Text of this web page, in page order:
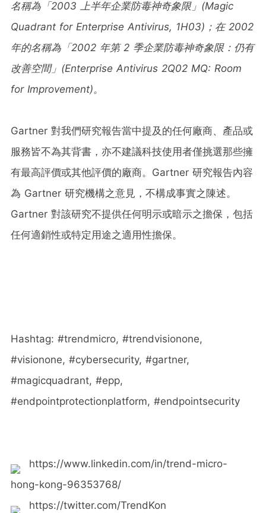
名稱為「2003 上半年企業防毒神奇象限」 (Magic
Quadrant for Enterprise Antivirus, 1H03) ；在 2002
年的名稱為「2002 年第 2 季企業防毒神奇象限：仍有
改善空間」 (Enterprise Antivirus 2Q02 MQ: Room
for Improvement)。
Gartner 對我們研究報告當中提及的任何廠商、產品或
服務皆不為其背書，亦不建議科技使用者僅挑選那些擁
有最高評價或其他評價的廠商。Gartner 研究報告內容
為 Gartner 研究機構之意見，不構成事實之陳述。
Gartner 對該研究不提供任何明示或暗示之擔保，包括
任何適銷性或特定用途之適用性擔保。
Hashtag: #trendmicro, #trendvisionone,
#visionone, #cybersecurity, #gartner,
#magicquadrant, #epp,
#endpointprotectionplatform, #endpointsecurity
https://www.linkedin.com/in/trend-micro-
hong-kong-96353768/
https://twitter.com/TrendKon